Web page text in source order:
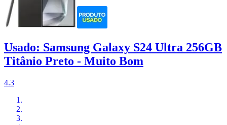
Usado: Samsung Galaxy S24 Ultra 256GB
Titânio Preto - Muito Bom
4.3